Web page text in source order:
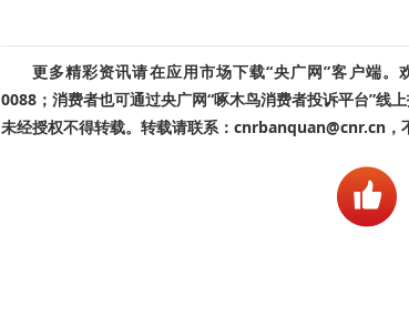
更多精彩资讯请在应用市场下载“央广网”客户端
0088；消费者也可通过央广网“啄木鸟消费者投诉平台”线
未经授权不得转载。转载请联系：cnrbanquan@cnr.cn，